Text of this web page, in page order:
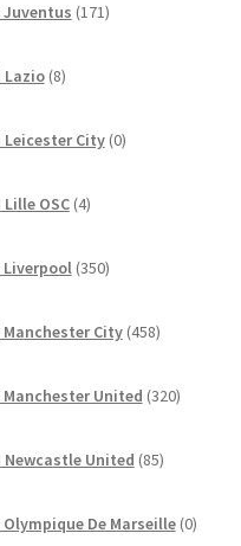
171izdelkov
Lazio 8izdelkov
City 0izdelkov
OSC 4izdelki
350izdelkov
City 458izdelkov
United 320izdelkov
United 85izdelkov
De Marseille 0